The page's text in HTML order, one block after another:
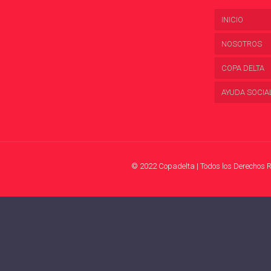
INICIO
NOSOTROS
COPA DELTA
AYUDA
© 2022 Copadelta | Todos los Derechos